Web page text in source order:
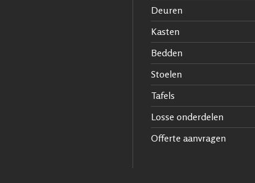
Deuren
Kasten
Bedden
Stoelen
Tafels
Losse onderdelen
Offerte aanvragen